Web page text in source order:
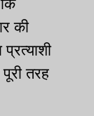
की
तरह